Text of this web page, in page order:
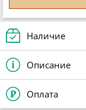
Наличие
Описание
Оплата